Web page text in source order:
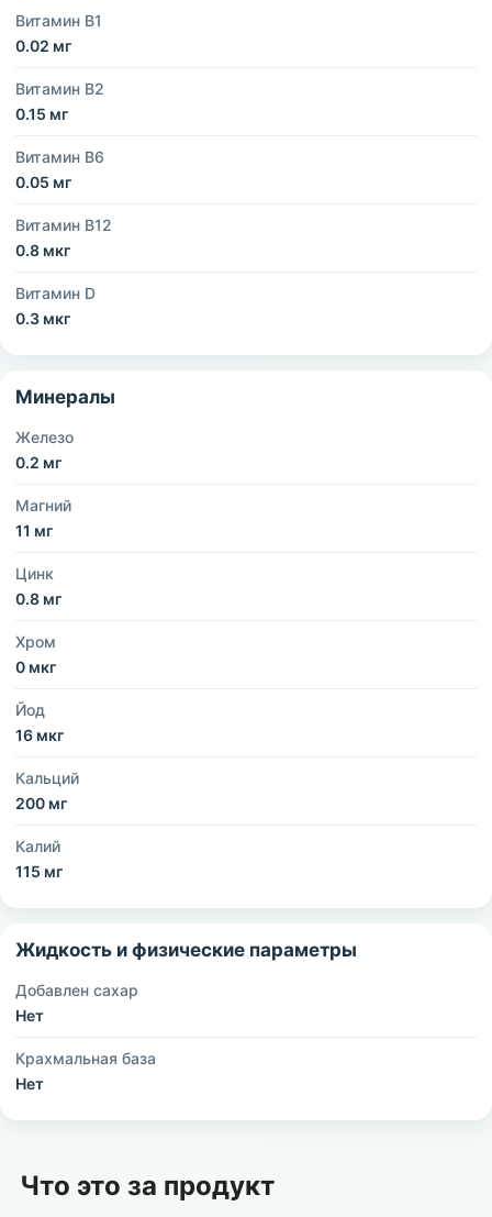
Витамин B1
0.02 мг
Витамин B2
0.15 мг
Витамин B6
0.05 мг
Витамин B12
0.8 мкг
Витамин D
0.3 мкг
Минералы
Железо
0.2 мг
Магний
11 мг
Цинк
0.8 мг
Хром
0 мкг
Йод
16 мкг
Кальций
200 мг
Калий
115 мг
Жидкость и физические параметры
Добавлен сахар
Нет
Крахмальная база
Нет
Что это за продукт